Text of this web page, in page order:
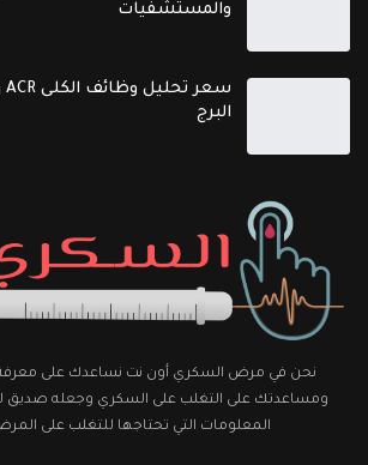
والمستشفيات
البرج
نحن في مرض السكري أون نت نساعدك على معرفة
ومساعدتك على التغلب على السكري وجعله
المعلومات التي تحتاجها للتغلب على